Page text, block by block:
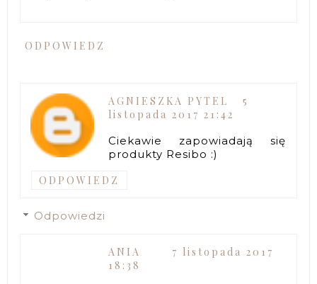
ODPOWIEDZ
AGNIESZKA PYTEL
5
listopada 2017 21:42
Ciekawie zapowiadają się
produkty Resibo :)
ODPOWIEDZ
Odpowiedzi
ANIA
7 listopada 2017
18:38